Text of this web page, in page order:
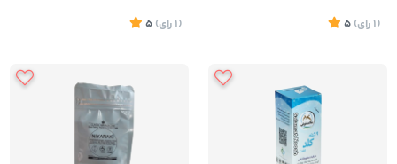
(1 رای)
5
(1 رای)
5